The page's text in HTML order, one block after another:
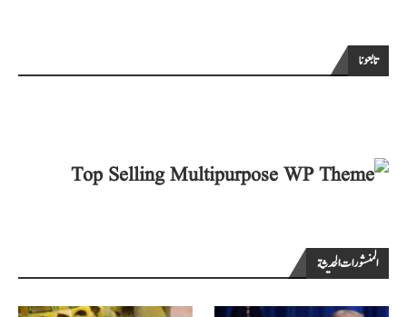
تابعونا
المنشورات الحديثة